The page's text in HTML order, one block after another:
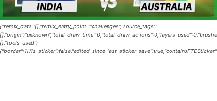
{"remix_data":[],"remix_entry_point":"challenges","source_tags":
{},"tools_used":